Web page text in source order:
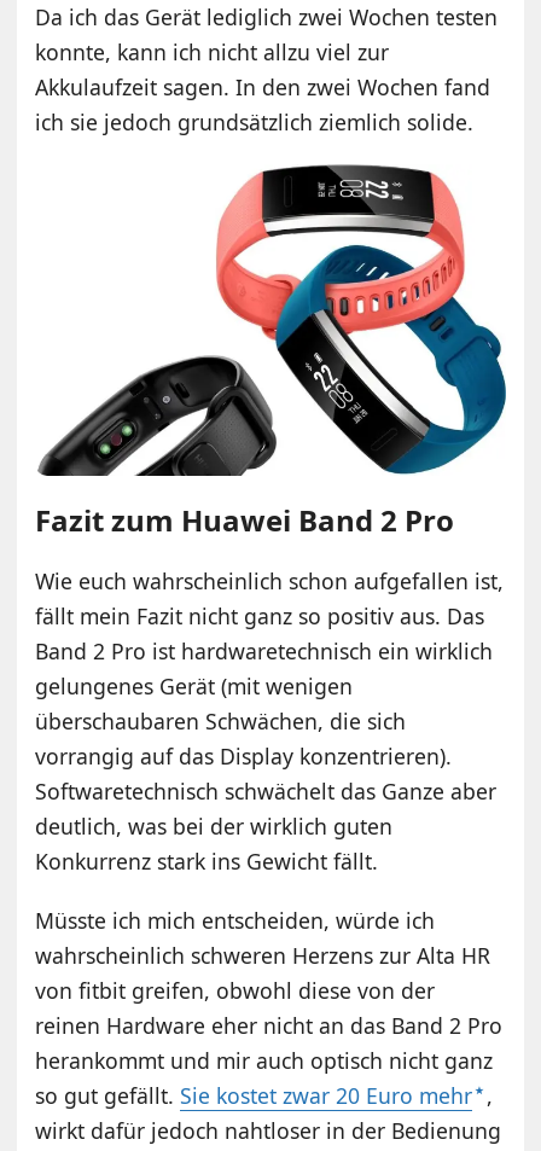
Da ich das Gerät lediglich zwei Wochen testen
konnte, kann ich nicht allzu viel zur
Akkulaufzeit sagen. In den zwei Wochen fand
ich sie jedoch grundsätzlich ziemlich solide.
Fazit zum Huawei Band 2 Pro
Wie euch wahrscheinlich schon aufgefallen ist,
fällt mein Fazit nicht ganz so positiv aus. Das
Band 2 Pro ist hardwaretechnisch ein wirklich
gelungenes Gerät (mit wenigen
überschaubaren Schwächen, die sich
vorrangig auf das Display konzentrieren).
Softwaretechnisch schwächelt das Ganze aber
deutlich, was bei der wirklich guten
Konkurrenz stark ins Gewicht fällt.
Müsste ich mich entscheiden, würde ich
wahrscheinlich schweren Herzens zur Alta HR
von fitbit greifen, obwohl diese von der
reinen Hardware eher nicht an das Band 2 Pro
herankommt und mir auch optisch nicht ganz
so gut gefällt.Sie kostet zwar 20 Euro mehr ,
wirkt dafür jedoch nahtloser in der Bedienung